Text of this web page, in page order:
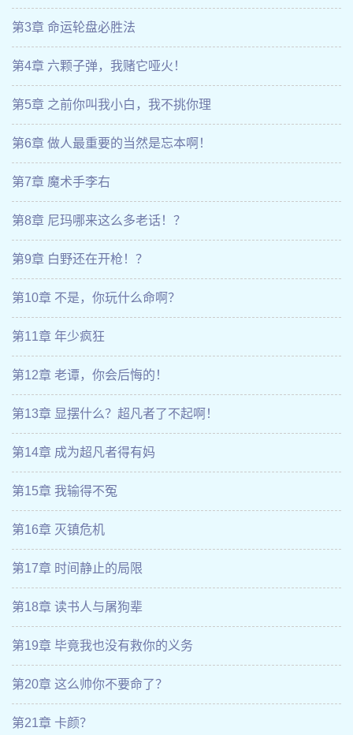
第3章 命运轮盘必胜法
第4章 六颗子弹，我赌它哑火！
第5章 之前你叫我小白，我不挑你理
第6章 做人最重要的当然是忘本啊！
第7章 魔术手李右
第8章 尼玛哪来这么多老话！？
第9章 白野还在开枪！？
第10章 不是，你玩什么命啊？
第11章 年少疯狂
第12章 老谭，你会后悔的！
第13章 显摆什么？超凡者了不起啊！
第14章 成为超凡者得有妈
第15章 我输得不冤
第16章 灭镇危机
第17章 时间静止的局限
第18章 读书人与屠狗辈
第19章 毕竟我也没有救你的义务
第20章 这么帅你不要命了？
第21章 卡颜？